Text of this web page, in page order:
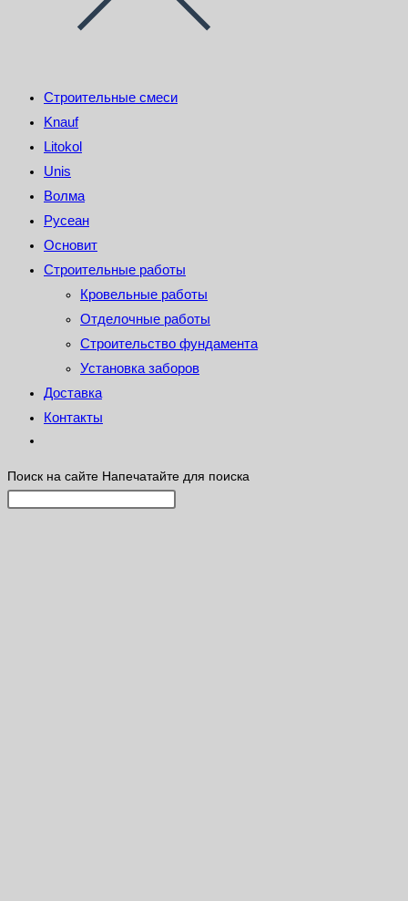
Строительные смеси
Knauf
Litokol
Unis
Волма
Русеан
Основит
Строительные работы
Кровельные работы
Отделочные работы
Строительство фундамента
Установка заборов
Доставка
Контакты
Поиск на сайте Напечатайте для поиска